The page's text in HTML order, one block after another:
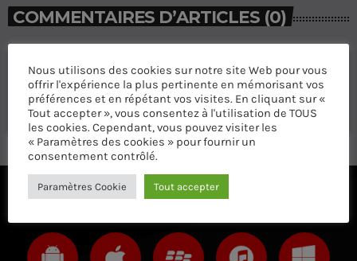
COMMENTAIRES D’ARTICLES (0)
Laisser une réponse
Vous devez être connecté pour ajouter un commentaire.
Connectez-vous maintenant
Nous utilisons des cookies sur notre site Web pour vous
offrir l'expérience la plus pertinente en mémorisant vos
préférences et en répétant vos visites. En cliquant sur «
Tout accepter », vous consentez à l'utilisation de TOUS
les cookies. Cependant, vous pouvez visiter les
« Paramètres des cookies » pour fournir un
consentement contrôlé.
Paramètres Cookie Tout accepter